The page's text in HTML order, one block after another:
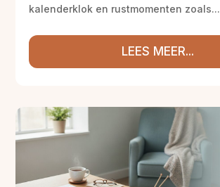
kalenderklok en rustmomenten zoals...
LEES MEER...